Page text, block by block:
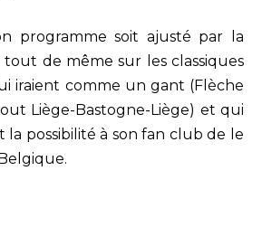
programme soit ajusté par la
de même sur les classiques
iraient comme un gant (Flèche
Liège-Bastogne-Liège) et qui
possibilité à son fan club de le